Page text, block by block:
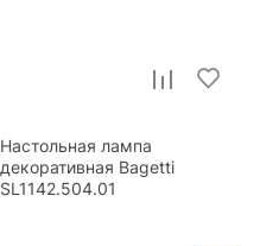
Настольная лампа
декоративная Bagetti
SL1142.504.01